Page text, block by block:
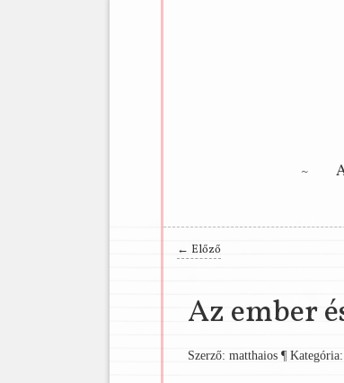
Bejegyzés navigáció
← Előző
Az ember
Szerző: matthaios ¶ Kategória: